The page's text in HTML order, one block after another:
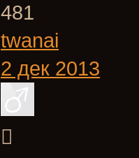
481
twanai
2 дек 2013